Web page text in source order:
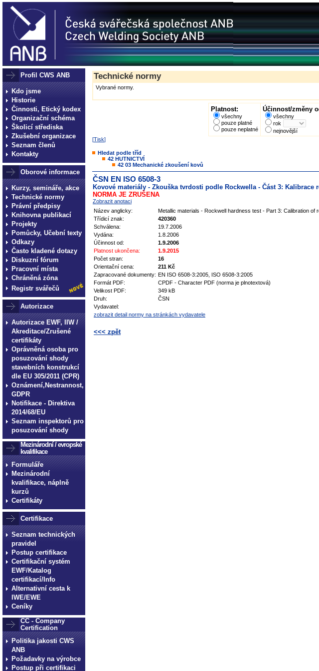
Profil CWS ANB
Kdo jsme
Historie
Činnosti, Etický kodex
Organizační schéma
Školicí střediska
Zkušební organizace
Seznam členů
Kontakty
Oborové informace
Kurzy, semináře, akce
Technické normy
Právní předpisy
Knihovna publikací
Projekty
Pomůcky, Učební texty
Odkazy
Často kladené dotazy
Diskuzní fórum
Pracovní místa
Chráněná zóna
Registr svářečů
Autorizace
Autorizace EWF, IIW /
Akreditace/Zrušené
certifikáty
Oprávněná osoba pro
posuzování shody
stavebních konstrukcí
dle EU 305/2011 (CPR)
Oznámení,Nestrannost,
GDPR
Notifikace - Direktiva
2014/68/EU
Seznam inspektorů pro
posuzování shody
Mezinárodní / evropské
kvalifikace
Formuláře
Mezinárodní
kvalifikace, náplně
kurzů
Certifikáty
Certifikace
Seznam technických
pravidel
Postup certifikace
Certifikační systém
EWF/Katalog
certifikací/Info
Alternativní cesta k
IWE/EWE
Ceníky
CC - Company
Certification
Politika jakosti CWS
ANB
Požadavky na výrobce
Postup při certifikaci
Technické normy
Vybrané normy.
Platnost:
všechny
pouze platné
pouze neplatné
Účinnost/změny
všechny
rok
nejnovější
[Tisk]
Hledat podle tříd
42 HUTNICTVÍ
42 03 Mechanické zkoušení kovů
ČSN EN ISO 6508-3
Kovové materiály - Zkouška tvrdosti podle Rockwella - Část 3: Kalibrace
NORMA JE ZRUŠENA
Zobrazit anotaci
Název anglicky:
Metallic materials - Rockwell hardness test - Part 3: Calibration
Třídicí znak:
420360
Schválena:
19.7.2006
Vydána:
1.8.2006
Účinnost od:
1.9.2006
Platnost ukončena:
1.9.2015
Počet stran:
16
Orientační cena:
211 Kč
Zapracované dokumenty: EN ISO 6508-3:2005, ISO 6508-3:2005
Formát PDF:
CPDF - Character PDF (norma je plnotextová)
Velikost PDF:
349 kB
Druh:
ČSN
Vydavatel:
zobrazit detail normy na stránkách vydavatele
<<< zpět